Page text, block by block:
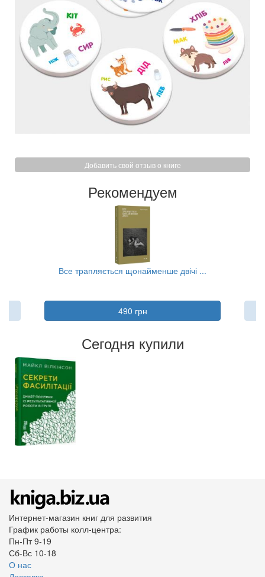
Добавить свой отзыв о книге
Рекомендуем
Все трапляється щонайменше двічі ...
490 грн
Сегодня купили
Интернет-магазин книг для развития
График работы колл-центра:
Пн-Пт 9-19
Сб-Вс 10-18
О нас